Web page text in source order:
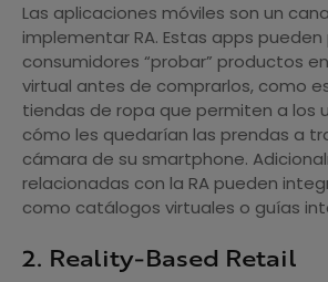
Las aplicaciones móviles son un
implementar RA. Estas apps
consumidores “probar” productos
virtual antes de comprarlos, como
tiendas de ropa que permiten a los
cómo les quedarían las prendas a
cámara de su smartphone.
relacionadas con la RA pueden
como catálogos virtuales o guías
2. Reality-Based Retail